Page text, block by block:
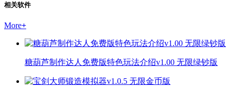
相关软件
More+
糖葫芦制作达人免费版特色玩法介绍v1.00 无限绿钞版